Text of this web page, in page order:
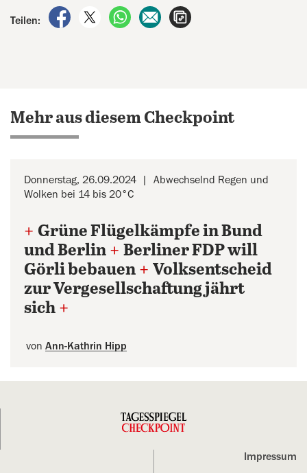
Teilen:
auf Facebook teilen
auf X teilenper WhatsApp teilen
per E-Mail teilen
Mehr aus diesem Checkpoint
Donnerstag, 26.09.2024
Abwechselnd Regen und
Wolken bei 14 bis 20°C
+ Grüne Flügelkämpfe in Bund
und Berlin + Berliner FDP will
Görli bebauen + Volksentscheid
zur Vergesellschaftung jährt
sich +
von Ann-Kathrin Hipp
Impressum